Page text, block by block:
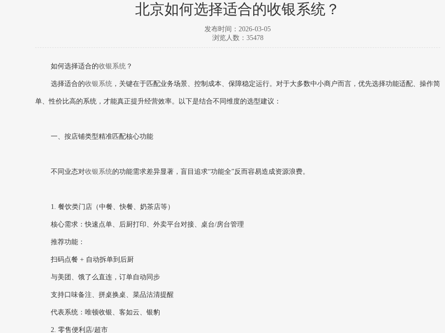
北京如何选择适合的收银系统？
发布时间：2026-03-05
浏览人数：35478
如何选择适合的收银系统 ？
选择适合的收银系统 ，关键在于‌匹配业务场景、控制成本、保障稳定运行‌。对于大多数中小商户而言，优先选择功能适配、操作简
单、性价比高的系统，才能真正提升经营效率。以下是结合不同维度的选型建议：
一、按店铺类型精准匹配核心功能
不同业态对收银系统的功能需求差异显著，盲目追求“功能全”反而容易造成资源浪费。
1. ‌餐饮类门店‌（中餐、快餐、奶茶店等）
核心需求‌：快速点单、后厨打印、外卖平台对接、桌台/房台管理
推荐功能‌：
扫码点餐 + 自动拆单到后厨
与美团、饿了么直连，订单自动同步
支持口味备注、拼桌换桌、菜品沽清提醒
代表系统‌：唯顿收银、客如云、银豹
2. ‌零售便利店/超市‌